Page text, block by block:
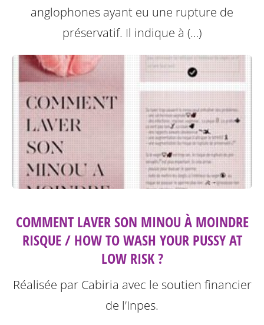
anglophones ayant eu une rupture de
préservatif. Il indique à (…)
COMMENT LAVER SON MINOU À MOINDRE
RISQUE / HOW TO WASH YOUR PUSSY AT
LOW RISK ?
Réalisée par Cabiria avec le soutien financier
de l’Inpes.